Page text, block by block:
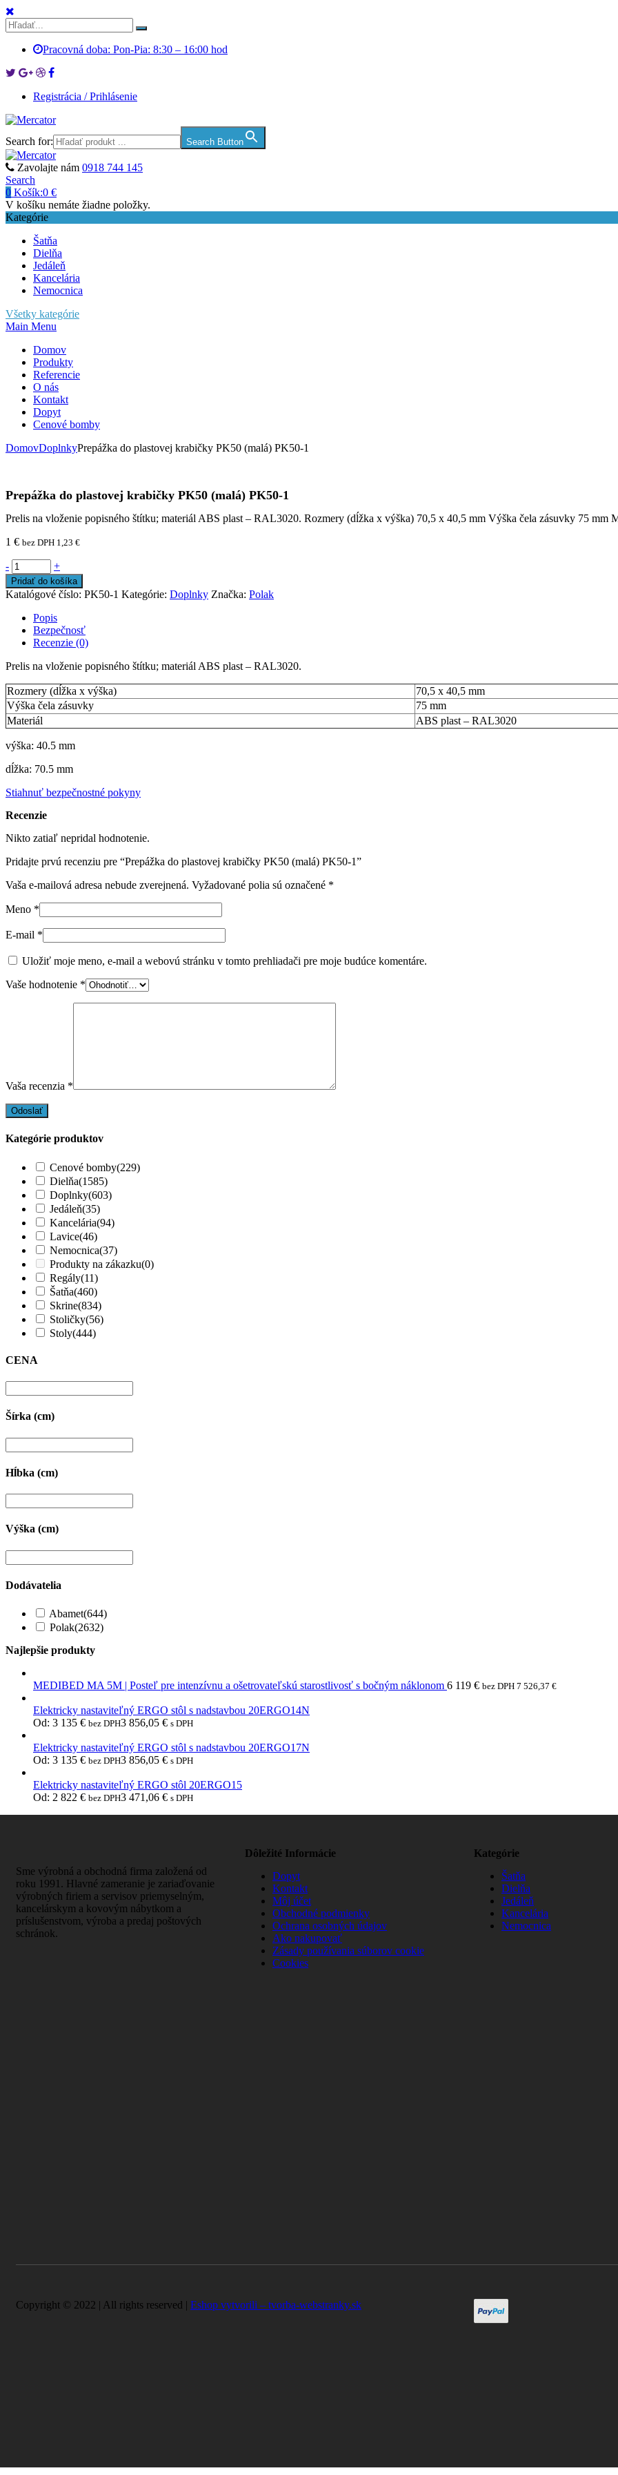
Pracovná doba: Pon-Pia: 8:30 – 16:00 hod
Registrácia / Prihlásenie
Search for: Search Button
Zavolajte nám 0918 744 145
Search
0 Košík:0 €
V košíku nemáte žiadne položky.
Kategórie
Šatňa
Dielňa
Jedáleň
Kancelária
Nemocnica
Všetky kategórie
Main Menu
Domov
Produkty
Referencie
O nás
Kontakt
Dopyt
Cenové bomby
DomovDoplnkyPrepážka do plastovej krabičky PK50 (malá) PK50-1
Prepážka do plastovej krabičky PK50 (malá) PK50-1
Prelis na vloženie popisného štítku; materiál ABS plast – RAL3020. Rozmery (dĺžka x výška) 70,5 x 40,5 mm Výška čela zásuvky 75 mm
1 € bez DPH 1,23 €
- +
Pridať do košíka
Katalógové číslo: PK50-1 Kategórie: Doplnky Značka: Polak
Popis
Bezpečnosť
Recenzie (0)
Prelis na vloženie popisného štítku; materiál ABS plast – RAL3020.
Rozmery (dĺžka x výška)
70,5 x 40,5 mm
Výška čela zásuvky
75 mm
Materiál
ABS plast – RAL3020
výška: 40.5 mm
dĺžka: 70.5 mm
Stiahnuť bezpečnostné pokyny
Recenzie
Nikto zatiaľ nepridal hodnotenie.
Pridajte prvú recenziu pre “Prepážka do plastovej krabičky PK50 (malá) PK50-1”
Vaša e-mailová adresa nebude zverejnená. Vyžadované polia sú označené *
Meno *
E-mail *
Uložiť moje meno, e-mail a webovú stránku v tomto prehliadači pre moje budúce komentáre.
Vaše hodnotenie *
Vaša recenzia *
Kategórie produktov
Cenové bomby(229)
Dielňa(1585)
Doplnky(603)
Jedáleň(35)
Kancelária(94)
Lavice(46)
Nemocnica(37)
Produkty na zákazku(0)
Regály(11)
Šatňa(460)
Skrine(834)
Stoličky(56)
Stoly(444)
CENA
Šírka (cm)
Hĺbka (cm)
Výška (cm)
Dodávatelia
Abamet(644)
Polak(2632)
Najlepšie produkty
MEDIBED MA 5M | Posteľ pre intenzívnu a ošetrovateľskú starostlivosť s bočným náklonom 6 119 € bez DPH 7 526,37 €
Elektricky nastaviteľný ERGO stôl s nadstavbou 20ERGO14N
Od: 3 135 € bez DPH3 856,05 € s DPH
Elektricky nastaviteľný ERGO stôl s nadstavbou 20ERGO17N
Od: 3 135 € bez DPH3 856,05 € s DPH
Elektricky nastaviteľný ERGO stôl 20ERGO15
Od: 2 822 € bez DPH3 471,06 € s DPH
Sme výrobná a obchodná firma založená od
roku 1991. Hlavné zameranie je zariaďovanie
výrobných firiem a servisov priemyselným,
kancelárskym a kovovým nábytkom a
príslušenstvom, výroba a predaj poštových
schránok.
Dôležité Informácie
Dopyt
Kontakt
Môj účet
Obchodné podmienky
Ochrana osobných údajov
Ako nakupovať
Zásady používania súborov cookie
Cookies
Kategórie
Šatňa
Dielňa
Jedáleň
Kancelária
Nemocnica
Copyright © 2022 | All rights reserved | Eshop vytvorili – tvorba-webstranky.sk